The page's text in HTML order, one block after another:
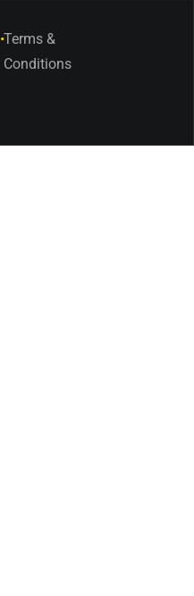
•Terms &
Conditions